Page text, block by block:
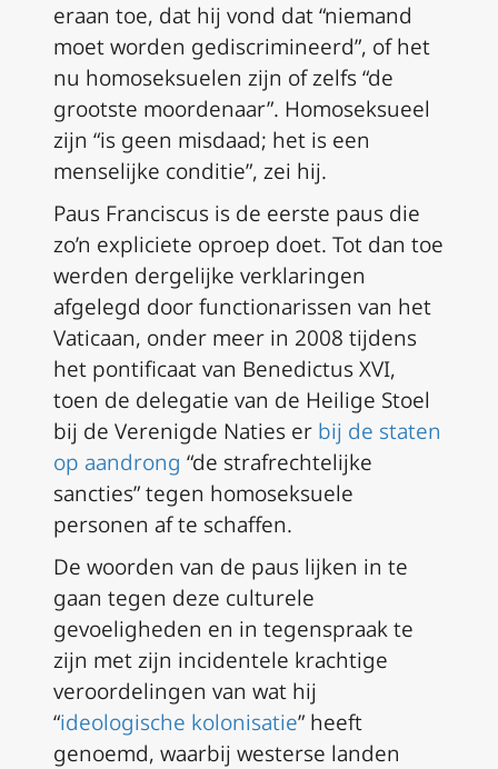
eraan toe, dat hij vond dat “niemand
moet worden gediscrimineerd”, of het
nu homoseksuelen zijn of zelfs “de
grootste moordenaar”. Homoseksueel
zijn “is geen misdaad; het is een
menselijke conditie”, zei hij.
Paus Franciscus is de eerste paus die
zo’n expliciete oproep doet. Tot dan toe
werden dergelijke verklaringen
afgelegd door functionarissen van het
Vaticaan, onder meer in 2008 tijdens
het pontificaat van Benedictus XVI,
toen de delegatie van de Heilige Stoel
bij de Verenigde Naties er bij de staten
op aandrong “de strafrechtelijke
sancties” tegen homoseksuele
personen af te schaffen.
De woorden van de paus lijken in te
gaan tegen deze culturele
gevoeligheden en in tegenspraak te
zijn met zijn incidentele krachtige
veroordelingen van wat hij
“ideologische kolonisatie” heeft
genoemd, waarbij westerse landen